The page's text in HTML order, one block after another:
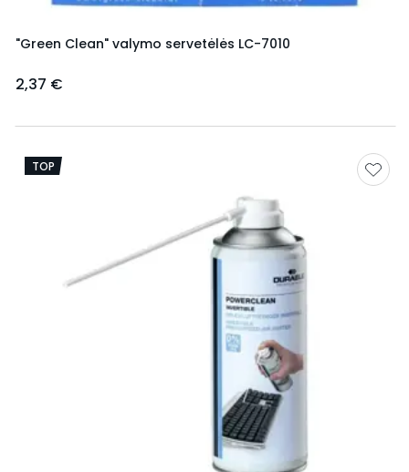
"Green Clean" valymo servetėlės LC-7010
2,37 €
TOP